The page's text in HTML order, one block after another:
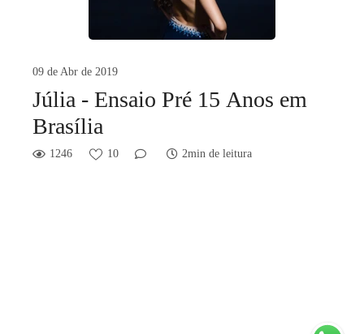
09 de Abr de 2019
Júlia - Ensaio Pré 15 Anos em
Brasília
1246 10 2min de leitura